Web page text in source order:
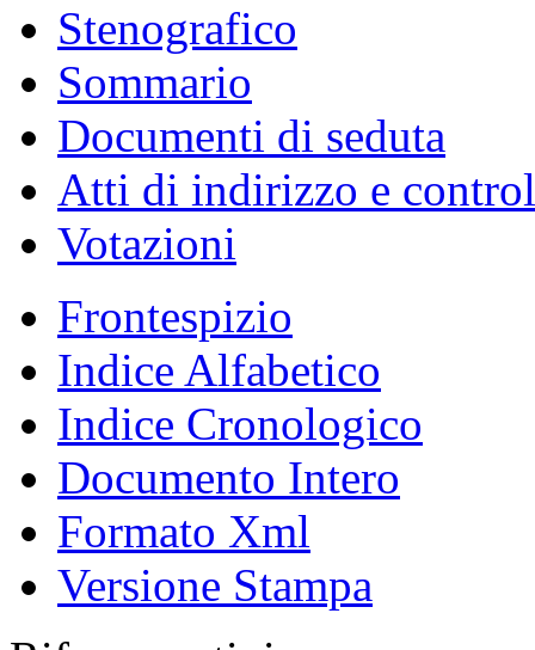
Stenografico
Sommario
Documenti di seduta
Atti di indirizzo e
Votazioni
Frontespizio
Indice Alfabetico
Indice Cronologico
Documento Intero
Formato Xml
Versione Stampa